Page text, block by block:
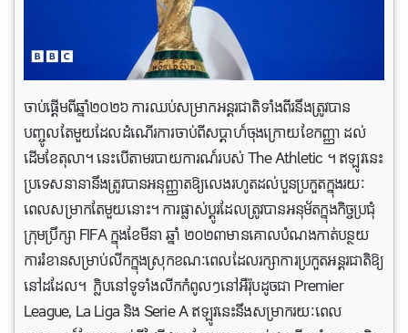
ចាប់ផ្តើមពីឆ្នាំ២០២៦ ការឈប់សម្រាកអន្តរជាតិទាំងពីរនឹងត្រូវបាន
បញ្ចូលតែមួយដែលដំណើរការចាប់ពីសប្តាហ៍ចុងក្រោយខែកញ្ញា ដល់
ដើមខែតុលា។ នេះបើតាមរបាយការណ៍របស់ The Athletic ។ ឥឡូវនេះ
ប្រទេសនានានឹងត្រូវបានអនុញ្ញាតឱ្យលេងរហូតដល់បួនប្រកួតក្នុងរយៈ
ពេលសម្រាកតែមួយនោះ។ ការផ្លាស់ប្តូរដែលត្រូវបានអនុម័តក្នុងកិច្ចប្រជុំ
ក្រុមប្រឹក្សា FIFA ក្នុងខែមីនា ឆ្នាំ ២០២៣មានគោលបំណងកាត់បន្ថយ
ការរំខានសម្រាប់លីកក្នុងស្រុកខណៈពេលដែលរក្សាការប្រកួតអន្តរជាតិឱ្យ
នៅដដែល។ ក្លិបនៅទូទាំងលីកកំពូលៗនៅអឺរ៉ុបដូចជា Premier
League, La Liga និង Serie A ឥឡូវនេះនឹងសម្រាករយៈពេល